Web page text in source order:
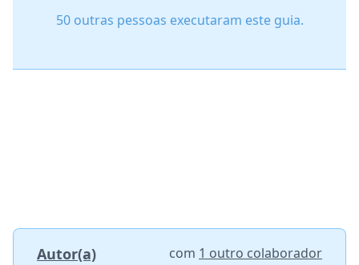
50 outras pessoas executaram este guia.
Autor(a) com 1 outro colaborador